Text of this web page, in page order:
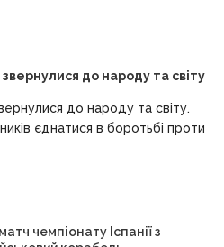
звернулися до народу та світу
до народу та світу.
єднатися в боротьбі проти
чемпіонату Іспанії з